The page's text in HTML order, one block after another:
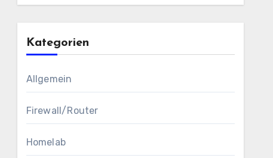
Kategorien
Allgemein
Firewall/Router
Homelab